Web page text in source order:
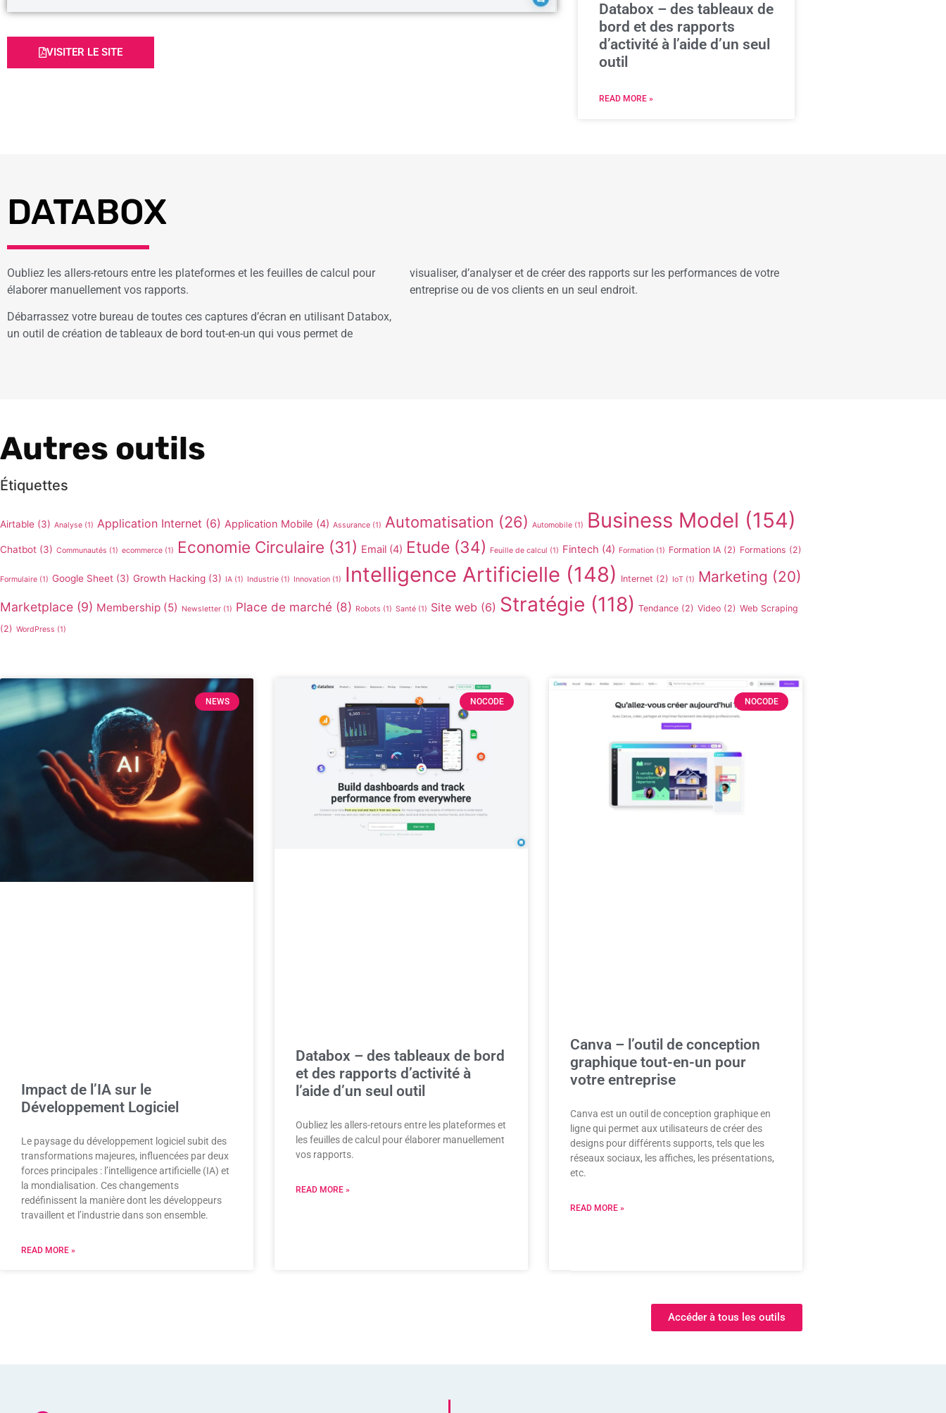
VISITER LE SITE
Databox – des tableaux de
bord et des rapports
d’activité à l’aide d’un seul
outil
READ MORE »
DATABOX
Oubliez les allers-retours entre les plateformes et les feuilles de calcul pour
élaborer manuellement vos rapports.
Débarrassez votre bureau de toutes ces captures d’écran en utilisant Databox,
un outil de création de tableaux de bord tout-en-un qui vous permet de
visualiser, d’analyser et de créer des rapports sur les performances de votre
entreprise ou de vos clients en un seul endroit.
Autres outils
Étiquettes
Airtable (3) Analyse (1) Application Internet (6) Application Mobile (4) Assurance (1) Automatisation (26) Automobile (1) Business Model (154)
Chatbot (3) Communautés (1) ecommerce (1) Economie Circulaire (31) Email (4) Etude (34) Feuille de calcul (1) Fintech (4) Formation (1) Formation IA (2) Formations (2)
Formulaire (1) Google Sheet (3) Growth Hacking (3) IA (1) Industrie (1) Innovation (1) Intelligence Artificielle (148) Internet (2) IoT (1) Marketing (20)
Marketplace (9) Membership (5) Newsletter (1) Place de marché (8) Robots (1) Santé (1) Site web (6) Stratégie (118) Tendance (2) Video (2) Web Scraping
(2) WordPress (1)
NEWS
Impact de l’IA sur le
Développement Logiciel
Le paysage du développement logiciel subit des
transformations majeures, influencées par deux
forces principales : l’intelligence artificielle (IA) et
la mondialisation. Ces changements
redéfinissent la manière dont les développeurs
travaillent et l’industrie dans son ensemble.
READ MORE »
NOCODE
Databox – des tableaux de bord
et des rapports d’activité à
l’aide d’un seul outil
Oubliez les allers-retours entre les plateformes et
les feuilles de calcul pour élaborer manuellement
vos rapports.
READ MORE »
NOCODE
Canva – l’outil de conception
graphique tout-en-un pour
votre entreprise
Canva est un outil de conception graphique en
ligne qui permet aux utilisateurs de créer des
designs pour différents supports, tels que les
réseaux sociaux, les affiches, les présentations,
etc.
READ MORE »
Accéder à tous les outils